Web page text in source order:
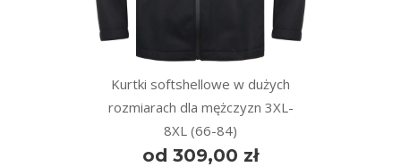
Kurtki softshellowe w dużych
rozmiarach dla mężczyzn 3XL-
8XL (66-84)
od 309,00 zł